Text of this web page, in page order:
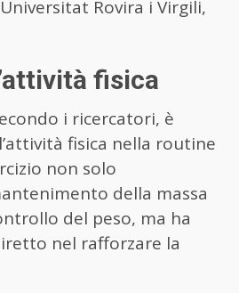
Rovira i Virgili,
fisica
i ricercatori, è
fisica nella routine
non solo
della massa
del peso, ma ha
nel rafforzare la